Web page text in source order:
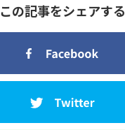
この記事をシェアする